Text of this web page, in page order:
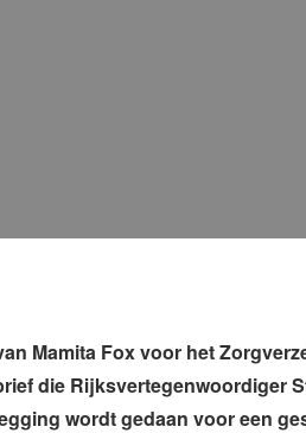
Mamita Fox voor het
die Rijksvertegenwoordiger
wordt gedaan voor een